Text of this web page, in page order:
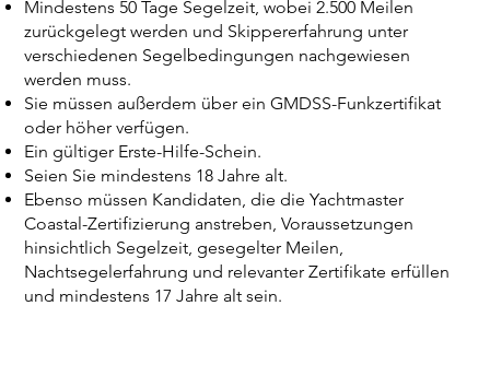
Mindestens 50 Tage Segelzeit, wobei 2.500 Meilen
zurückgelegt werden und Skippererfahrung unter
verschiedenen Segelbedingungen nachgewiesen
werden muss.
Sie müssen außerdem über ein GMDSS-Funkzertifikat
oder höher verfügen.
Ein gültiger Erste-Hilfe-Schein.
Seien Sie mindestens 18 Jahre alt.
Ebenso müssen Kandidaten, die die Yachtmaster
Coastal-Zertifizierung anstreben, Voraussetzungen
hinsichtlich Segelzeit, gesegelter Meilen,
Nachtsegelerfahrung und relevanter Zertifikate erfüllen
und mindestens 17 Jahre alt sein.